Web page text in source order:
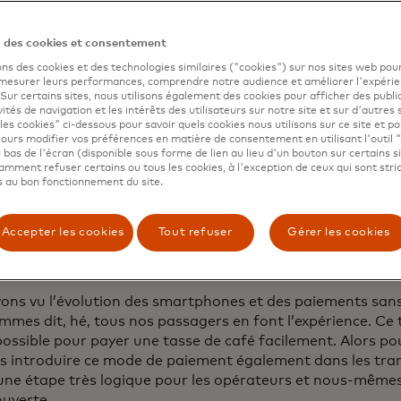
, la société qui a déployé le
tous les opérateurs de transport public en 2023, a
presse de Mastercard pour partager comment cela
ce qui a motivé l'ajout d'OVpay à vos
existantes ?
:Les Pays-Bas sont l’un des rares pays au monde à
d’un mode de paiement unique pour toutes les
vu l’évolution des smartphones et des paiements
dit, hé, tous nos passagers en font l’expérience.
pour payer une tasse de café facilement. Alors
introduire ce mode de paiement également dans les
étape très logique pour les opérateurs et nous-
cookies et consentement
des cookies et des technologies similaires ("cookies") sur nos sites web
leurs performances, comprendre notre audience et améliorer
certains sites, nous utilisons également des cookies pour afficher des
de navigation et les intérêts des utilisateurs sur notre site et sur d'autres
cookies" ci-dessous pour savoir quels cookies nous utilisons sur ce site et
modifier vos préférences en matière de consentement en utilisant l'outil
bas de l'écran (disponible sous forme de lien au lieu d'un bouton sur certains
refuser certains ou tous les cookies, à l'exception de ceux qui sont
au bon fonctionnement du site.
Accepter les cookies Tout refuser Gérer les cookies